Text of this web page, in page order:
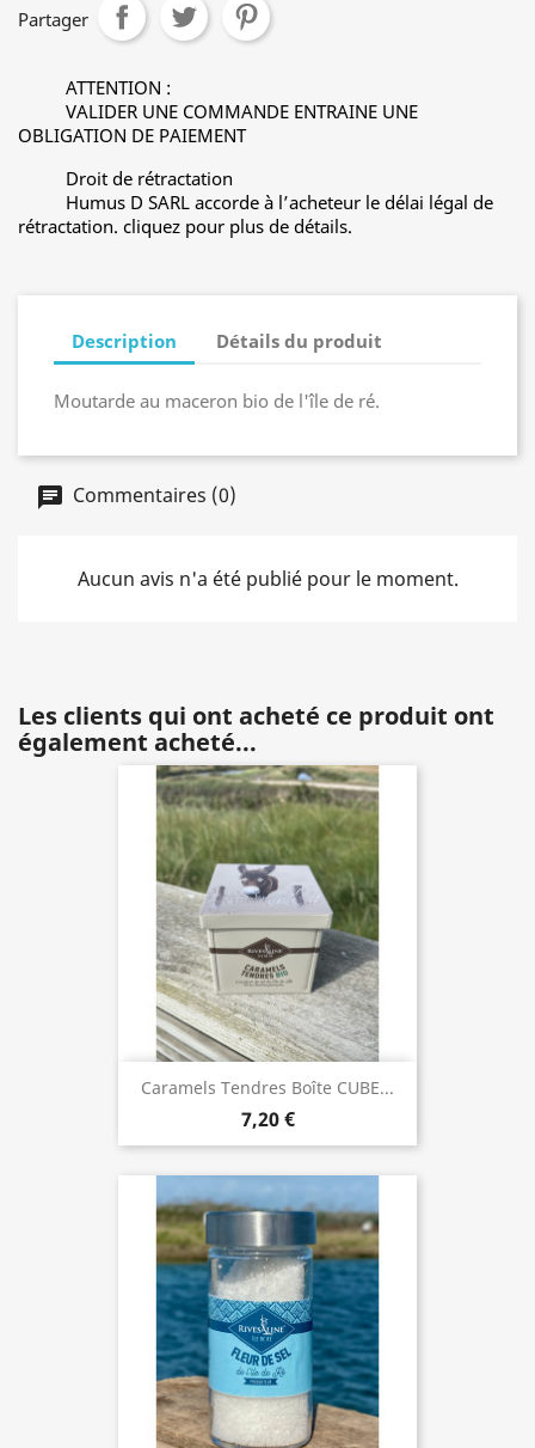
Partager
ATTENTION :
VALIDER UNE COMMANDE ENTRAINE UNE
OBLIGATION DE PAIEMENT
Droit de rétractation
Humus D SARL accorde à l’acheteur le délai légal de
rétractation. cliquez pour plus de détails.
Description Détails du produit
Moutarde au maceron bio de l'île de ré.
Commentaires (0)
Aucun avis n'a été publié pour le moment.
Les clients qui ont acheté ce produit ont
également acheté...
Caramels Tendres Boîte CUBE...
7,20 €